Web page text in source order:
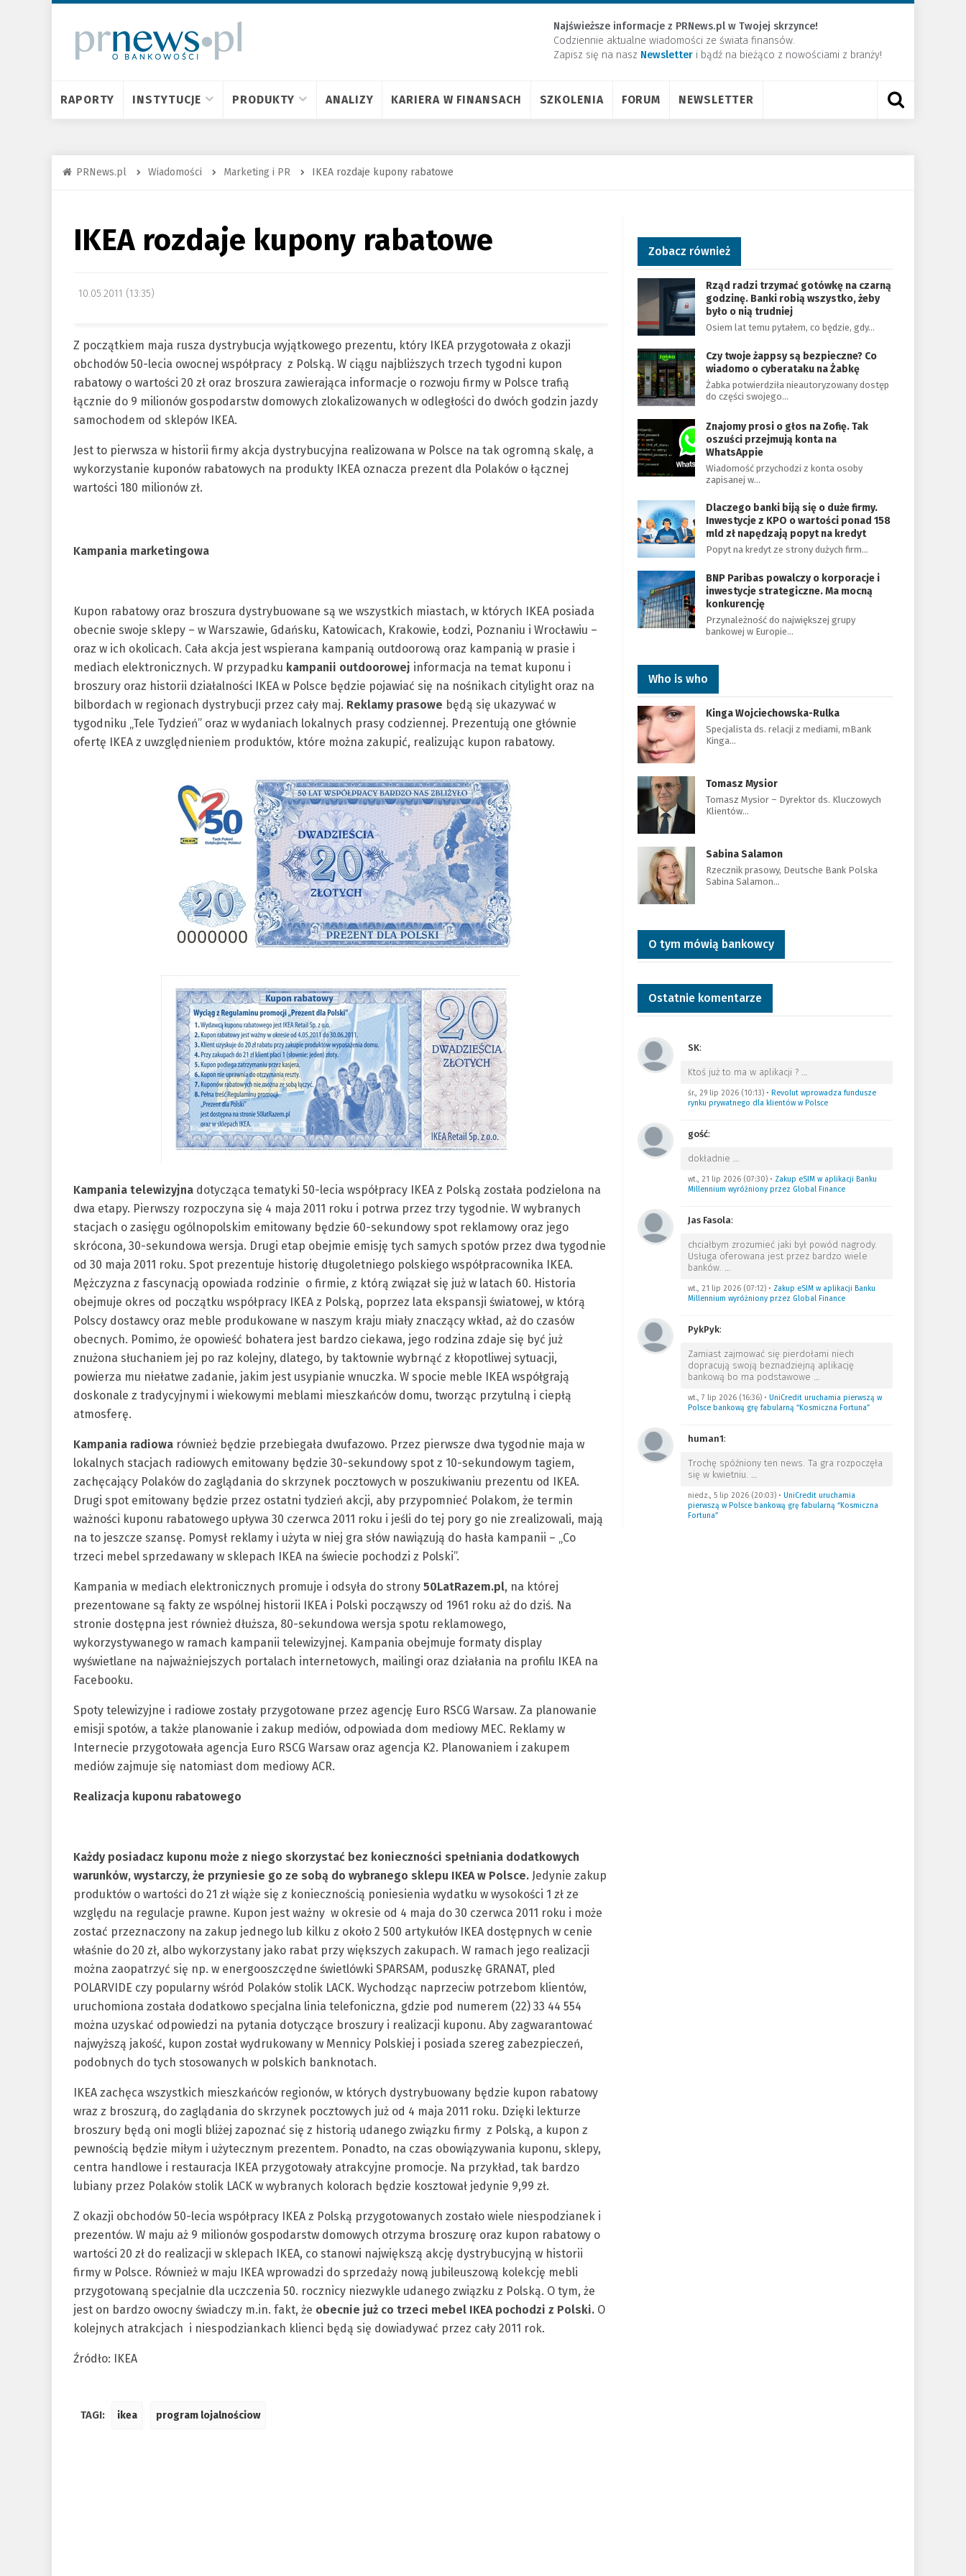
Najświeższe informacje z PRNews.pl w Twojej skrzynce!
Codziennie aktualne wiadomości ze świata finansów.
Zapisz się na nasz Newsletter ​i bądź na bieżąco z nowościami z branży!
RAPORTY INSTYTUCJE PRODUKTY ANALIZY KARIERA W FINANSACH SZKOLENIA FORUM NEWSLETTER
PRNews.pl Wiadomości Marketing i PR IKEA rozdaje kupony rabatowe
IKEA rozdaje kupony rabatowe
10.05.2011 (13:35)
Z początkiem maja rusza dystrybucja wyjątkowego prezentu, który IKEA przygotowała z okazji
obchodów 50-lecia owocnej współpracy z Polską. W ciągu najbliższych trzech tygodni kupon
rabatowy o wartości 20 zł oraz broszura zawierająca informacje o rozwoju firmy w Polsce trafią
łącznie do 9 milionów gospodarstw domowych zlokalizowanych w odległości do dwóch godzin jazdy
samochodem od sklepów IKEA.
Jest to pierwsza w historii firmy akcja dystrybucyjna realizowana w Polsce na tak ogromną skalę, a
wykorzystanie kuponów rabatowych na produkty IKEA oznacza prezent dla Polaków o łącznej
wartości 180 milionów zł.
Kampania marketingowa
Kupon rabatowy oraz broszura dystrybuowane są we wszystkich miastach, w których IKEA posiada
obecnie swoje sklepy – w Warszawie, Gdańsku, Katowicach, Krakowie, Łodzi, Poznaniu i Wrocławiu –
oraz w ich okolicach. Cała akcja jest wspierana kampanią outdoorową oraz kampanią w prasie i
mediach elektronicznych. W przypadku kampanii outdoorowej informacja na temat kuponu i
broszury oraz historii działalności IKEA w Polsce będzie pojawiać się na nośnikach citylight oraz na
bilbordach w regionach dystrybucji przez cały maj. Reklamy prasowe będą się ukazywać w
tygodniku „Tele Tydzień” oraz w wydaniach lokalnych prasy codziennej. Prezentują one głównie
ofertę IKEA z uwzględnieniem produktów, które można zakupić, realizując kupon rabatowy.
Kampania telewizyjna dotycząca tematyki 50-lecia współpracy IKEA z Polską została podzielona na
dwa etapy. Pierwszy rozpoczyna się 4 maja 2011 roku i potrwa przez trzy tygodnie. W wybranych
stacjach o zasięgu ogólnopolskim emitowany będzie 60-sekundowy spot reklamowy oraz jego
skrócona, 30-sekundowa wersja. Drugi etap obejmie emisję tych samych spotów przez dwa tygodnie
od 30 maja 2011 roku. Spot prezentuje historię długoletniego polskiego współpracownika IKEA.
Mężczyzna z fascynacją opowiada rodzinie o firmie, z którą związał się już w latach 60. Historia
obejmuje okres od początku współpracy IKEA z Polską, poprzez lata ekspansji światowej, w którą
Polscy dostawcy oraz meble produkowane w naszym kraju miały znaczący wkład, aż do czasów
obecnych. Pomimo, że opowieść bohatera jest bardzo ciekawa, jego rodzina zdaje się być już
znużona słuchaniem jej po raz kolejny, dlatego, by taktownie wybrnąć z kłopotliwej sytuacji,
powierza mu niełatwe zadanie, jakim jest usypianie wnuczka. W spocie meble IKEA współgrają
doskonale z tradycyjnymi i wiekowymi meblami mieszkańców domu, tworząc przytulną i ciepłą
atmosferę.
Kampania radiowa również będzie przebiegała dwufazowo. Przez pierwsze dwa tygodnie maja w
lokalnych stacjach radiowych emitowany będzie 30-sekundowy spot z 10-sekundowym tagiem,
zachęcający Polaków do zaglądania do skrzynek pocztowych w poszukiwaniu prezentu od IKEA.
Drugi spot emitowany będzie przez ostatni tydzień akcji, aby przypomnieć Polakom, że termin
ważności kuponu rabatowego upływa 30 czerwca 2011 roku i jeśli do tej pory go nie zrealizowali, mają
na to jeszcze szansę. Pomysł reklamy i użyta w niej gra słów nawiązują do hasła kampanii – „Co
trzeci mebel sprzedawany w sklepach IKEA na świecie pochodzi z Polski”.
Kampania w mediach elektronicznych promuje i odsyła do strony 50LatRazem.pl, na której
prezentowane są fakty ze wspólnej historii IKEA i Polski począwszy od 1961 roku aż do dziś. Na
stronie dostępna jest również dłuższa, 80-sekundowa wersja spotu reklamowego,
wykorzystywanego w ramach kampanii telewizyjnej. Kampania obejmuje formaty display
wyświetlane na najważniejszych portalach internetowych, mailingi oraz działania na profilu IKEA na
Facebooku.
Spoty telewizyjne i radiowe zostały przygotowane przez agencję Euro RSCG Warsaw. Za planowanie
emisji spotów, a także planowanie i zakup mediów, odpowiada dom mediowy MEC. Reklamy w
Internecie przygotowała agencja Euro RSCG Warsaw oraz agencja K2. Planowaniem i zakupem
mediów zajmuje się natomiast dom mediowy ACR.
Realizacja kuponu rabatowego
Każdy posiadacz kuponu może z niego skorzystać bez konieczności spełniania dodatkowych
warunków, wystarczy, że przyniesie go ze sobą do wybranego sklepu IKEA w Polsce. Jedynie zakup
produktów o wartości do 21 zł wiąże się z koniecznością poniesienia wydatku w wysokości 1 zł ze
względu na regulacje prawne. Kupon jest ważny w okresie od 4 maja do 30 czerwca 2011 roku i może
zostać przeznaczony na zakup jednego lub kilku z około 2 500 artykułów IKEA dostępnych w cenie
właśnie do 20 zł, albo wykorzystany jako rabat przy większych zakupach. W ramach jego realizacji
można zaopatrzyć się np. w energooszczędne świetlówki SPARSAM, poduszkę GRANAT, pled
POLARVIDE czy popularny wśród Polaków stolik LACK. Wychodząc naprzeciw potrzebom klientów,
uruchomiona została dodatkowo specjalna linia telefoniczna, gdzie pod numerem (22) 33 44 554
można uzyskać odpowiedzi na pytania dotyczące broszury i realizacji kuponu. Aby zagwarantować
najwyższą jakość, kupon został wydrukowany w Mennicy Polskiej i posiada szereg zabezpieczeń,
podobnych do tych stosowanych w polskich banknotach.
IKEA zachęca wszystkich mieszkańców regionów, w których dystrybuowany będzie kupon rabatowy
wraz z broszurą, do zaglądania do skrzynek pocztowych już od 4 maja 2011 roku. Dzięki lekturze
broszury będą oni mogli bliżej zapoznać się z historią udanego związku firmy z Polską, a kupon z
pewnością będzie miłym i użytecznym prezentem. Ponadto, na czas obowiązywania kuponu, sklepy,
centra handlowe i restauracja IKEA przygotowały atrakcyjne promocje. Na przykład, tak bardzo
lubiany przez Polaków stolik LACK w wybranych kolorach będzie kosztował jedynie 9,99 zł.
Z okazji obchodów 50-lecia współpracy IKEA z Polską przygotowanych zostało wiele niespodzianek i
prezentów. W maju aż 9 milionów gospodarstw domowych otrzyma broszurę oraz kupon rabatowy o
wartości 20 zł do realizacji w sklepach IKEA, co stanowi największą akcję dystrybucyjną w historii
firmy w Polsce. Również w maju IKEA wprowadzi do sprzedaży nową jubileuszową kolekcję mebli
przygotowaną specjalnie dla uczczenia 50. rocznicy niezwykle udanego związku z Polską. O tym, że
jest on bardzo owocny świadczy m.in. fakt, że obecnie już co trzeci mebel IKEA pochodzi z Polski. O
kolejnych atrakcjach i niespodziankach klienci będą się dowiadywać przez cały 2011 rok.
Źródło: IKEA
TAGI: ikea program lojalnościow
Zobacz również
Rząd radzi trzymać gotówkę na czarną
godzinę. Banki robią wszystko, żeby
było o nią trudniej
Osiem lat temu pytałem, co będzie, gdy…
Czy twoje żappsy są bezpieczne? Co
wiadomo o cyberataku na Żabkę
Żabka potwierdziła nieautoryzowany dostęp
do części swojego…
Znajomy prosi o głos na Zofię. Tak
oszuści przejmują konta na
WhatsAppie
Wiadomość przychodzi z konta osoby
zapisanej w…
Dlaczego banki biją się o duże firmy.
Inwestycje z KPO o wartości ponad 158
mld zł napędzają popyt na kredyt
Popyt na kredyt ze strony dużych firm…
BNP Paribas powalczy o korporacje i
inwestycje strategiczne. Ma mocną
konkurencję
Przynależność do największej grupy
bankowej w Europie…
Who is who
Kinga Wojciechowska-Rulka
Specjalista ds. relacji z mediami, mBank
Kinga…
Tomasz Mysior
Tomasz Mysior – Dyrektor ds. Kluczowych
Klientów…
Sabina Salamon
Rzecznik prasowy, Deutsche Bank Polska
Sabina Salamon…
O tym mówią bankowcy
Ostatnie komentarze
SK:
Ktoś już to ma w aplikacji ? …
śr., 29 lip 2026 (10:13)• Revolut wprowadza fundusze
rynku prywatnego dla klientów w Polsce
gość:
dokładnie …
wt., 21 lip 2026 (07:30)• Zakup eSIM w aplikacji Banku
Millennium wyróżniony przez Global Finance
Jas Fasola:
chciałbym zrozumieć jaki był powód nagrody.
Usługa oferowana jest przez bardzo wiele
banków. …
wt., 21 lip 2026 (07:12)• Zakup eSIM w aplikacji Banku
Millennium wyróżniony przez Global Finance
PykPyk:
Zamiast zajmować się pierdołami niech
dopracują swoją beznadziejną aplikację
bankową bo ma podstawowe …
wt., 7 lip 2026 (16:36)• UniCredit uruchamia pierwszą w
Polsce bankową grę fabularną “Kosmiczna Fortuna”
human1:
Trochę spóźniony ten news. Ta gra rozpoczęła
się w kwietniu. …
niedz., 5 lip 2026 (20:03)• UniCredit uruchamia
pierwszą w Polsce bankową grę fabularną “Kosmiczna
Fortuna”